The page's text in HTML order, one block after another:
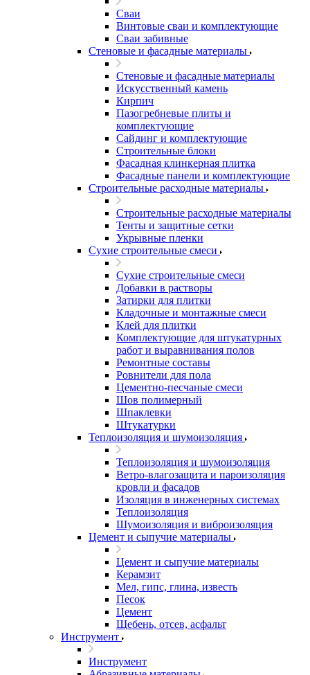
Сваи
Винтовые сваи и комплектующие
Сваи забивные
Стеновые и фасадные материалы
Стеновые и фасадные материалы
Искусственный камень
Кирпич
Пазогребневые плиты и
комплектующие
Сайдинг и комплектующие
Строительные блоки
Фасадная клинкерная плитка
Фасадные панели и комплектующие
Строительные расходные материалы
Строительные расходные материалы
Тенты и защитные сетки
Укрывные пленки
Сухие строительные смеси
Сухие строительные смеси
Добавки в растворы
Затирки для плитки
Кладочные и монтажные смеси
Клей для плитки
Комплектующие для штукатурных
работ и выравнивания полов
Ремонтные составы
Ровнители для пола
Цементно-песчаные смеси
Шов полимерный
Шпаклевки
Штукатурки
Теплоизоляция и шумоизоляция
Теплоизоляция и шумоизоляция
Ветро-влагозащита и пароизоляция
кровли и фасадов
Изоляция в инженерных системах
Теплоизоляция
Шумоизоляция и виброизоляция
Цемент и сыпучие материалы
Цемент и сыпучие материалы
Керамзит
Мел, гипс, глина, известь
Песок
Цемент
Щебень, отсев, асфальт
Инструмент
Инструмент